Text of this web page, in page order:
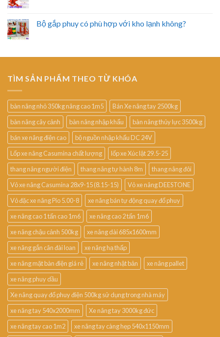
Bộ gắp phuy có phù hợp với kho lạnh không?
TÌM SẢN PHẨM THEO TỪ KHÓA
bàn nâng nhỏ 350kg nâng cao 1m5
Bán Xe nâng tay 2500kg
bàn nâng cây cảnh
bàn nâng nhập khẩu
bàn nâng thủy lực 3500kg
bán xe nâng điện cao
bộ nguồn nhập khẩu DC 24V
Lốp xe nâng Casumina chất lượng
lốp xe Xúc lật 29.5-25
thang nâng người điện
thang nâng tự hành 8m
thang nâng đôi
Vỏ xe nâng Casumina 28x9-15 (8.15-15)
Vỏ xe nâng DEESTONE
Vỏ đặc xe nâng Pio 5.00-8
xe nâng bán tự động quay đổ phuy
xe nâng cao 1 tấn cao 1m6
xe nâng cao 2 tấn 1m6
xe nâng chậu cảnh 500kg
xe nâng dài 685x1600mm
xe nâng gắn cân đài loan
xe nâng hạ thấp
xe nâng mặt bàn điện giá rẻ
xe nâng nhật bản
xe nâng pallet
xe nâng phuy dầu
Xe nâng quay đổ phuy điện 500kg sử dụng trong nhà máy
xe nâng tay 540x2000mm
Xe nâng tay 3000kg đức
xe nâng tay cao 1m2
xe nâng tay càng hẹp 540x1150mm